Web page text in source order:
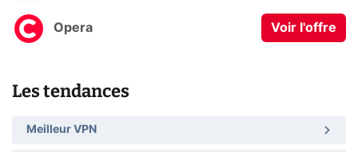
Opera Voir l'offre
Les tendances
Meilleur VPN